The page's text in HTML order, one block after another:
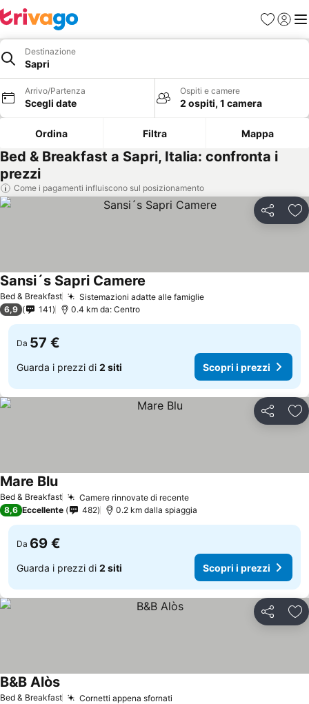
PreferitiAccedi
Destinazione
Sapri
Arrivo/Partenza
Scegli date
Ospiti e camere
2 ospiti, 1 camera
Ordina Filtra Mappa
Bed & Breakfast a Sapri, Italia: confronta i
prezzi
Come i pagamenti influiscono sul posizionamento
Condividi
Bed & Breakfast Sistemazioni adatte alle famiglieScopri i prezzi
Sansi´s Sapri Camere
6,9 141 0.4 km da: Centro
Da 57 €
Guarda i prezzi di 2 siti Scopri i prezzi
Condividi
Bed & Breakfast Camere rinnovate di recenteScopri i prezzi
Mare BluScopri i prezzi
8,6 Eccellente 482 0.2 km dalla spiaggia
Da 69 €
Guarda i prezzi di 2 siti Scopri i prezzi
Condividi
Bed & Breakfast Cornetti appena sfornati
B&B AlòsScopri i prezzi